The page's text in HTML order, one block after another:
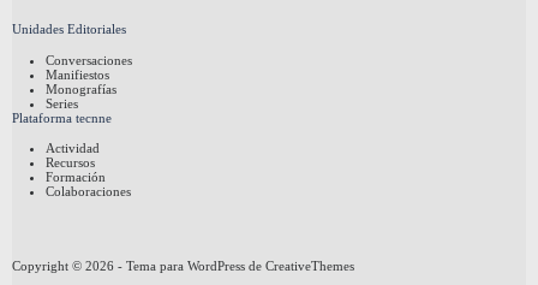
Unidades Editoriales
Conversaciones
Manifiestos
Monografías
Series
Plataforma tecnne
Actividad
Recursos
Formación
Colaboraciones
Copyright © 2026 - Tema para WordPress de CreativeThemes